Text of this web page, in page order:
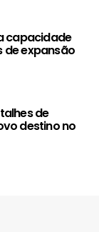
capacidade
de expansão
de
destino no